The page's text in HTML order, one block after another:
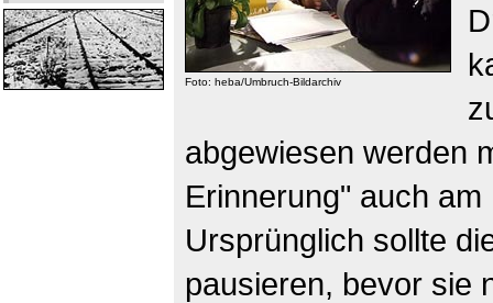
Foto: heba/Umbruch-Bildarchiv
abgewiesen werden
Erinnerung" auch
Ursprünglich sollte
pausieren, bevor sie